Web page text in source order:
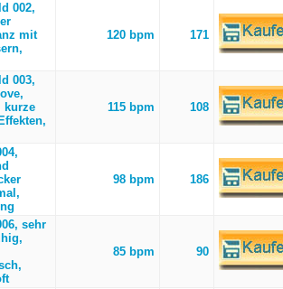
002,
mit
120 bpm 171
003,
kurze
115 bpm 108
98 bpm 186
sehr
85 bpm 90